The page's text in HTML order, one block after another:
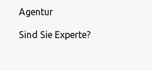
Agentur
Sind Sie Experte?